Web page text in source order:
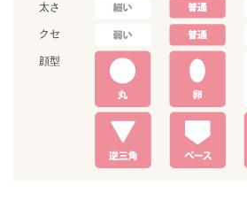
太さ
クセ
顔型